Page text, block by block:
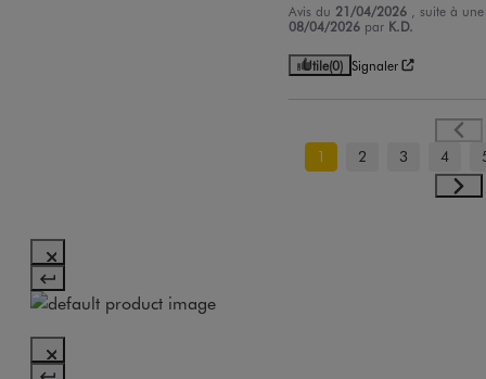
Avis du 21/04/2026
, suite à
08/04/2026 par K.D.
Utile(0) Signaler
1 2 3 4